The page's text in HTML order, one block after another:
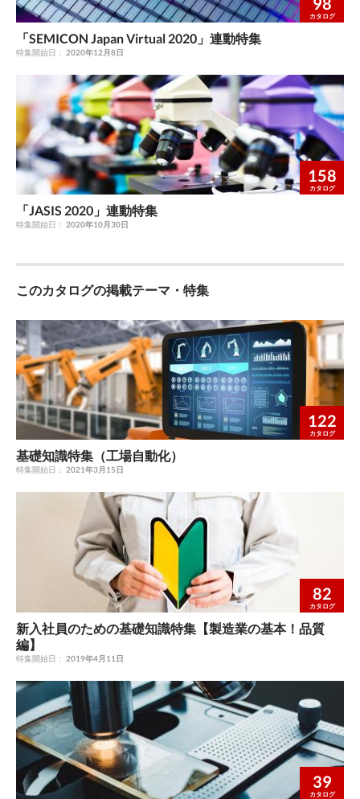
カタログ
「SEMICON Japan Virtual 2020」連動特集
特集開始日： 2020年12月8日
158
カタログ
「JASIS 2020」連動特集
特集開始日： 2020年10月30日
このカタログの掲載テーマ・特集
122
カタログ
基礎知識特集（工場自動化）
特集開始日： 2021年3月15日
82
カタログ
新入社員のための基礎知識特集【製造業の基本！品質
編】
特集開始日： 2019年4月11日
39
カタログ